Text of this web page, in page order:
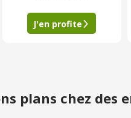
J'en profite
plans chez des